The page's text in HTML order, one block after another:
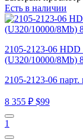
Есть в наличии
2105-2123-06
(U320/10000/8Mb)
2105-2123-06 парт.
8 355 ₽ $99
1